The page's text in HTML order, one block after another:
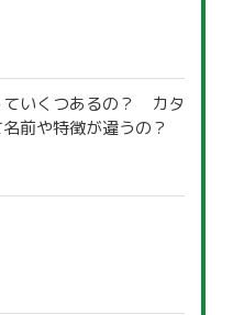
ていくつあるの？ カタ
前や特徴が違うの？